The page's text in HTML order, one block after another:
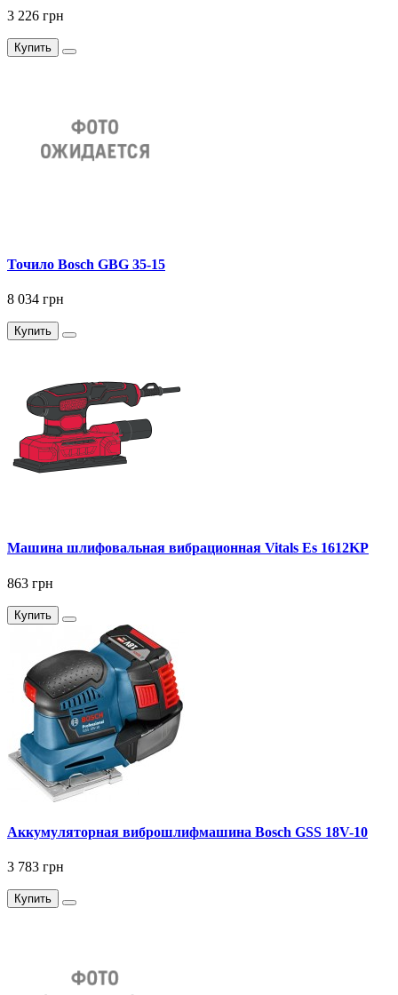
3 226 грн
Купить
Точило Bosch GBG 35-15
8 034 грн
Купить
Машина шлифовальная вибрационная Vitals Es 1612KP
863 грн
Купить
Аккумуляторная виброшлифмашина Bosch GSS 18V-10
3 783 грн
Купить